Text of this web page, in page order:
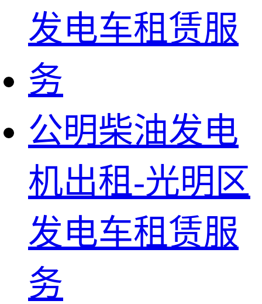
公明柴油发电
机出租-光明区
发电车租赁服
务